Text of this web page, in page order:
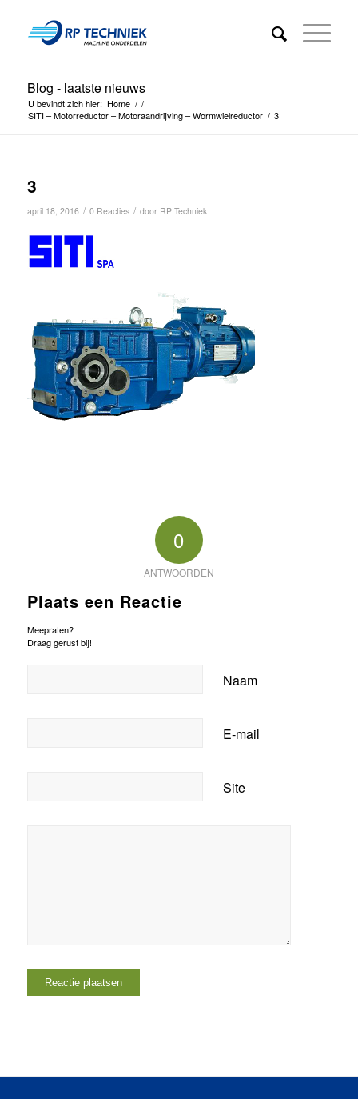
Blog - laatste nieuws
U bevindt zich hier: Home / /
SITI – Motorreductor – Motoraandrijving – Wormwielreductor / 3
3
april 18, 2016 / 0 Reacties / door RP Techniek
0
ANTWOORDEN
Plaats een Reactie
Meepraten?
Draag gerust bij!
Naam
E-mail
Site